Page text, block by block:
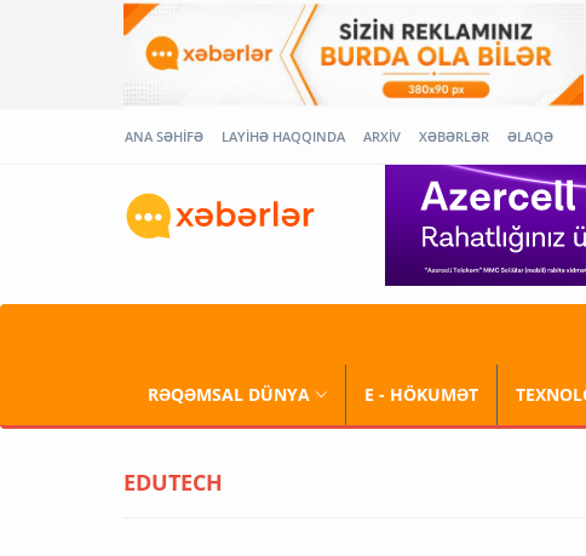
ANA SƏHİFƏ LAYİHƏ HAQQINDA ARXİV XƏBƏRLƏR ƏLAQƏ
RƏQƏMSAL DÜNYA E - HÖKUMƏT
EDUTECH